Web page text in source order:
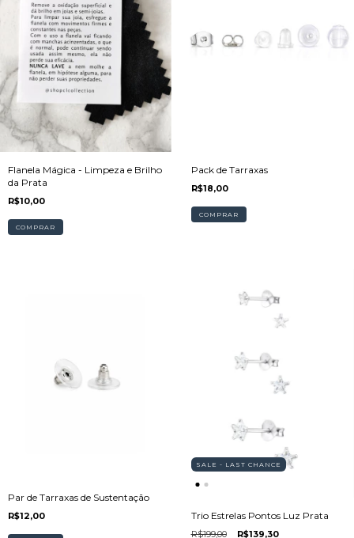
Flanela Mágica - Limpeza e Brilho
da Prata
R$10,00
Pack de Tarraxas
R$18,00
Par de Tarraxas de Sustentação
R$12,00
SALE - LAST CHANCE
Trio Estrelas Pontos Luz Prata
R$199,00 R$139,30